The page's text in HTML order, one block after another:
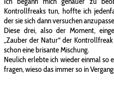
Kontrollfreaks tun, hoffte ich
der sie sich dann versuchen
Diese drei, also der Moment,
„Zauber der Natur“ der
schon eine brisante Mischung.
Neulich erlebte ich wieder einmal so
fragen, wieso das immer so in